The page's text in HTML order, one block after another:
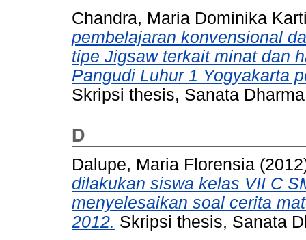
Chandra, Maria Dominika
pembelajaran konvensional
tipe Jigsaw terkait minat dan
Pangudi Luhur 1 Yogyakarta
Skripsi thesis, Sanata
D
Dalupe, Maria Florensia
dilakukan siswa kelas VII C
menyelesaikan soal cerita
2012. Skripsi thesis, Sanata